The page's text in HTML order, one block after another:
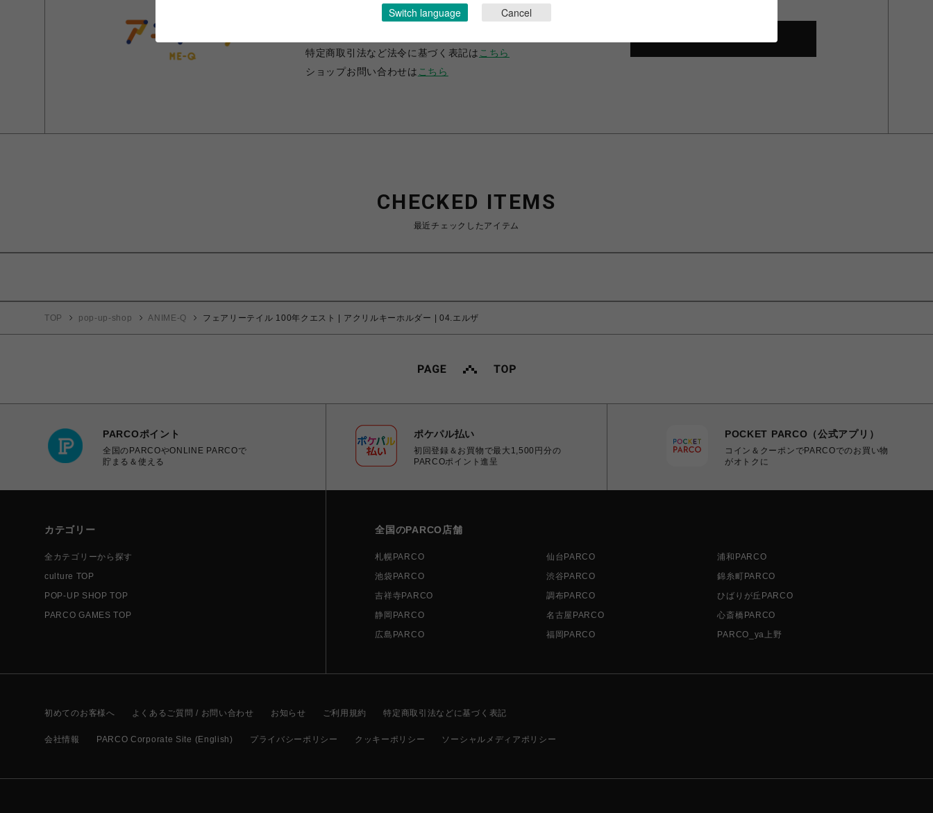
ANIME-Q
POP-UP SHOP
特定商取引法など法令に基づく表記は こちら
ショップお問い合わせは こちら
CHECKED ITEMS
最近チェックしたアイテム
TOP pop-up-shop ANIME-Q フェアリーテイル 100年クエスト | アクリルキーホルダー | 04.エルザ
PARCOポイント
全国のPARCOやONLINE PARCOで
貯まる＆使える
ポケパル払い
初回登録＆お買物で最大1,500円分の
PARCOポイント進呈
POCKET PARCO（公式アプリ）
コイン＆クーポンでPARCOでのお買い物
がオトクに
カテゴリー
全カテゴリーから探す
culture TOP
POP-UP SHOP TOP
PARCO GAMES TOP
全国のPARCO店舗
札幌PARCO 仙台PARCO
浦和PARCO
池袋PARCO
渋谷PARCO
錦糸町PARCO
吉祥寺PARCO
調布PARCO
ひばりが丘PARCO
静岡PARCO
名古屋PARCO
心斎橋PARCO
広島PARCO
福岡PARCO PARCO_ya上野
初めてのお客様へ よくあるご質問 / お問い合わせ お知らせ ご利用規約 特定商取引法などに基づく表記
会社情報 PARCO Corporate Site (English) プライバシーポリシー クッキーポリシー ソーシャルメディアポリシー
Switch language Cancel